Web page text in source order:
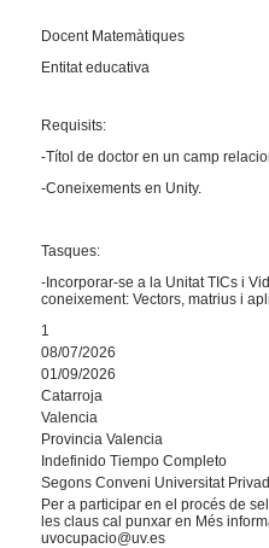
Docent Matemàtiques
Entitat educativa
Requisits:
-Títol de doctor en un camp
-Coneixements en Unity.
Tasques:
-Incorporar-se a la Unitat TICs i
coneixement: Vectors, matrius i
1
08/07/2026
01/09/2026
Catarroja
Valencia
Provincia Valencia
Indefinido Tiempo Completo
Segons Conveni Universitat
Per a participar en el procés de
les claus cal punxar en Més
uvocupacio@uv.es